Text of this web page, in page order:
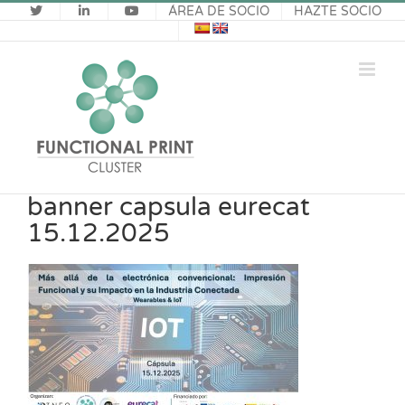
Saltar
al
contenido
ÁREA DE SOCIO HAZTE SOCIO
banner capsula eurecat
15.12.2025